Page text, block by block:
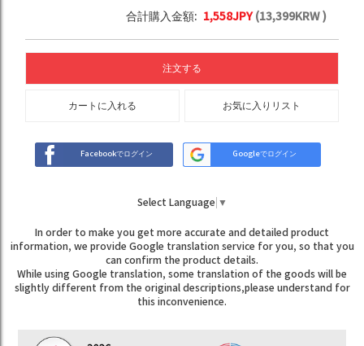
合計購入金額: 1,558JPY(13,399KRW )
注文する
カートに入れる お気に入りリスト
Facebookでログイン Googleでログイン
Select Language ▼
In order to make you get more accurate and detailed product
information, we provide Google translation service for you, so that you
can confirm the product details.
While using Google translation, some translation of the goods will be
slightly different from the original descriptions,please understand for
this inconvenience.